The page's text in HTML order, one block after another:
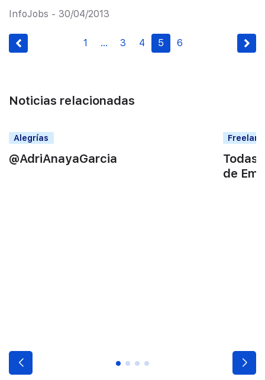
InfoJobs - 30/04/2013
1 … 3 4 5 6
Noticias relacionadas
Alegrías
‎@AdriAnayaGarcia
Todas
de